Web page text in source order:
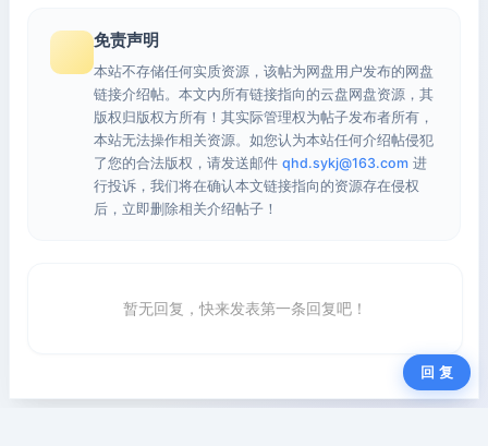
免责声明
本站不存储任何实质资源，该帖为网盘用户发布的网盘
链接介绍帖。本文内所有链接指向的云盘网盘资源，其
版权归版权方所有！其实际管理权为帖子发布者所有，
本站无法操作相关资源。如您认为本站任何介绍帖侵犯
了您的合法版权，请发送邮件 qhd.sykj@163.com 进
行投诉，我们将在确认本文链接指向的资源存在侵权
后，立即删除相关介绍帖子！
暂无回复，快来发表第一条回复吧！
回 复